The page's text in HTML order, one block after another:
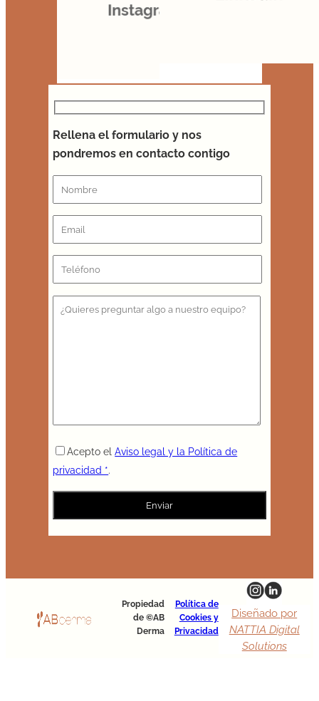
Rellena el formulario y nos
pondremos en contacto contigo
Acepto elAviso legal y la Política de
privacidad *.
Propiedad
de ©AB
Derma
Política de
Cookies y
Privacidad
Diseñado por
NATTIA Digital
Solutions